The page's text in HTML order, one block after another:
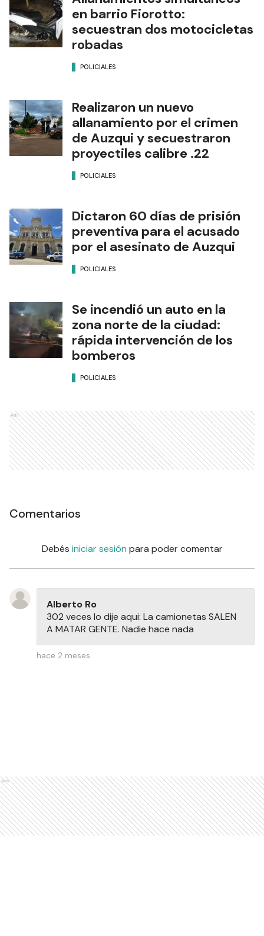
en barrio Fiorotto:
secuestran dos motocicletas
robadas
POLICIALES
Realizaron un nuevo
allanamiento por el crimen
de Auzqui y secuestraron
proyectiles calibre .22
POLICIALES
Dictaron 60 días de prisión
preventiva para el acusado
por el asesinato de Auzqui
POLICIALES
Se incendió un auto en la
zona norte de la ciudad:
rápida intervención de los
bomberos
POLICIALES
Ads
Comentarios
Debés iniciar sesión para poder comentar
Alberto Ro
302 veces lo dije aqui: La camionetas SALEN
A MATAR GENTE. Nadie hace nada
hace 2 meses
Ads